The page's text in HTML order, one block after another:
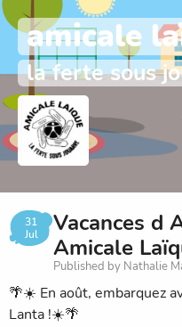
amicale
la ferte sous
31
Jul
Vacances d
Amicale
Published by Nathalie
🌴☀️ En août, embarquez
Lanta !☀️🌴